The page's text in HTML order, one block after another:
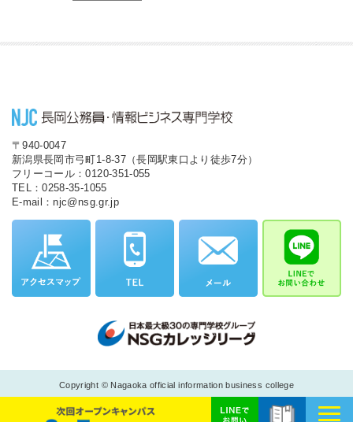
〒940-0047
新潟県長岡市弓町1-8-37（長岡駅東口より徒歩7分）
フリーコール：0120-351-055
TEL：0258-35-1055
E-mail：njc@nsg.gr.jp
Copyright © Nagaoka official information business college